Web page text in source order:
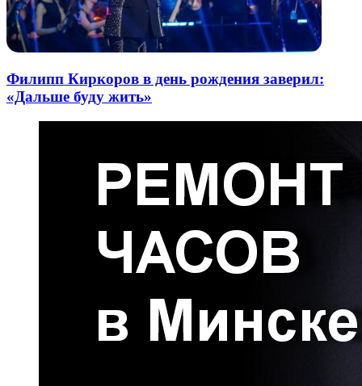
Филипп Киркоров в день рождения заверил:
«Дальше буду жить»